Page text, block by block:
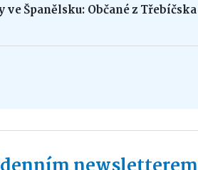
Španělsku: Občané z Třebíčska